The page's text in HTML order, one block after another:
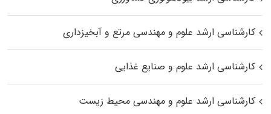
کارشناسی ارشد علوم و مهندسی مرتع و آبخیزداری
کارشناسی ارشد علوم و صنایع غذایی
کارشناسی ارشد علوم و مهندسی محیط زیست